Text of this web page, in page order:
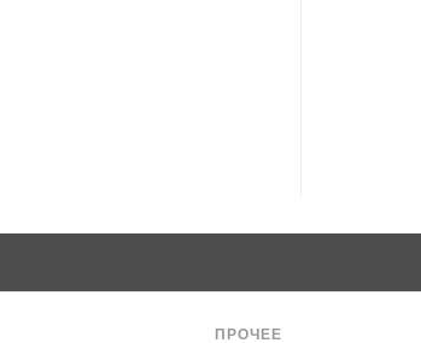
ПРОЧЕЕ